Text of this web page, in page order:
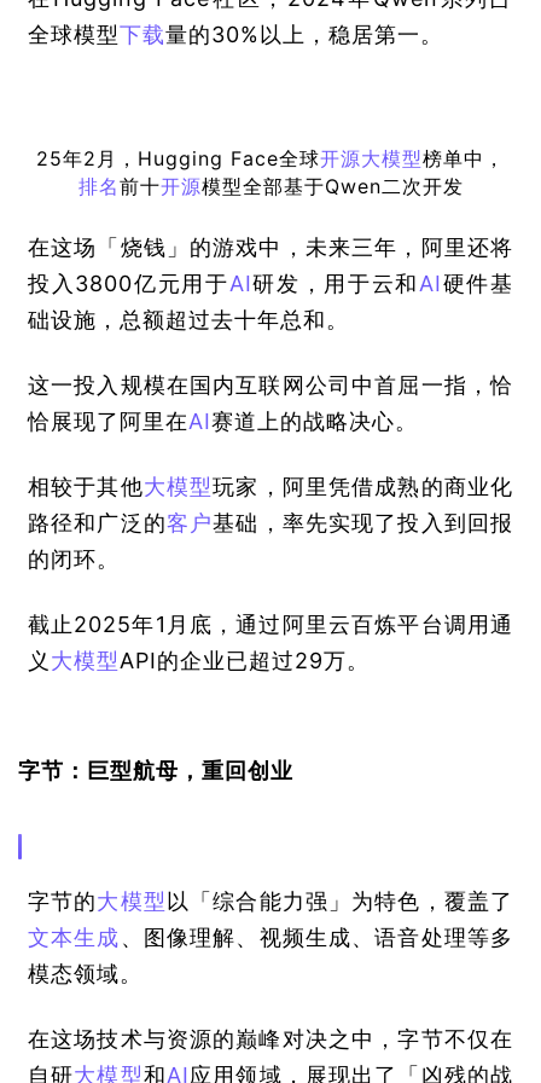
全球模型下载量的30%以上，稳居第一。
25年2月，Hugging Face全球开源大模型榜单中，
排名前十开源模型全部基于Qwen二次开发
在这场「烧钱」的游戏中，未来三年，阿里还将
投入3800亿元用于AI研发，用于云和AI硬件基
础设施，总额超过去十年总和。
这一投入规模在国内互联网公司中首屈一指，恰
恰展现了阿里在AI赛道上的战略决心。
相较于其他大模型玩家，阿里凭借成熟的商业化
路径和广泛的客户基础，率先实现了投入到回报
的闭环。
截止2025年1月底，通过阿里云百炼平台调用通
义 大模型API的企业已超过29万。
字节：巨型航母，重回创业
字节的大模型以「综合能力强」为特色，覆盖了
文本生成、图像理解、视频生成、语音处理等多
模态领域。
在这场技术与资源的巅峰对决之中，字节不仅在
自研大模型和AI应用领域，展现出了「凶残的战